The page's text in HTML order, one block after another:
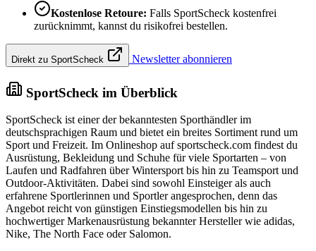
Kostenlose Retoure: Falls SportScheck kostenfrei
zurücknimmt, kannst du risikofrei bestellen.
Direkt zu SportScheck Newsletter abonnieren
SportScheck im Überblick
SportScheck ist einer der bekanntesten Sporthändler im
deutschsprachigen Raum und bietet ein breites Sortiment rund um
Sport und Freizeit. Im Onlineshop auf sportscheck.com findest du
Ausrüstung, Bekleidung und Schuhe für viele Sportarten – von
Laufen und Radfahren über Wintersport bis hin zu Teamsport und
Outdoor-Aktivitäten. Dabei sind sowohl Einsteiger als auch
erfahrene Sportlerinnen und Sportler angesprochen, denn das
Angebot reicht von günstigen Einstiegsmodellen bis hin zu
hochwertiger Markenausrüstung bekannter Hersteller wie adidas,
Nike, The North Face oder Salomon.